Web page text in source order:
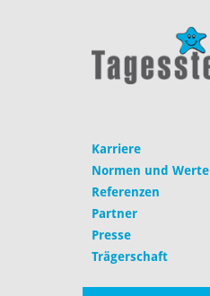
Karriere
Normen und Werte
Referenzen
Partner
Presse
Trägerschaft